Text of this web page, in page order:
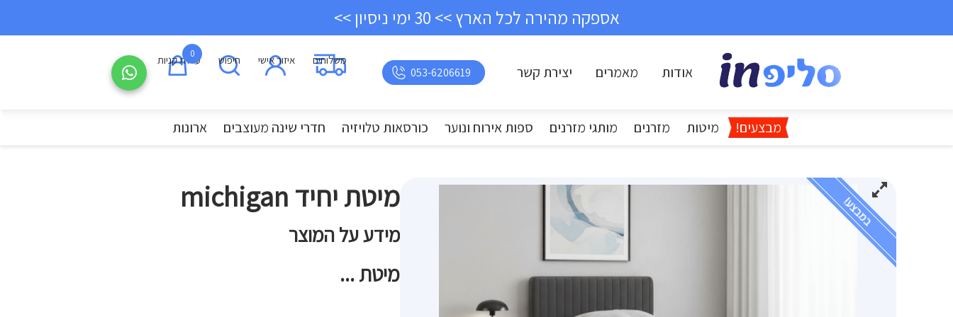
אספקה מהירה לכל הארץ >> 30 ימי ניסיון >>
אודות מאמרים יצירת קשר 053-6206619
משלוחים איזור אישי חיפוש 0
עגלת קניות
מבצעים! מיטות מזרנים מותגי מזרנים ספות אירוח ונוער כורסאות טלויזיה חדרי שינה מעוצבים ארונות
במבצע! מיטת יחיד michigan
מידע על המוצר
מיטת ...